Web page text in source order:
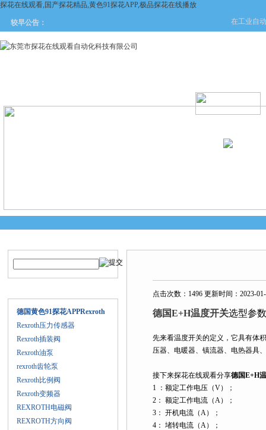
探花在线观看,国产探花精品,黄色91探花APP,极品探花在线播放
较早公告： 在工业自动
产品中心 新闻
德国黄色91探花APPRexroth
Rexroth压力传感器
Rexroth插装阀
Rexroth油泵
rexroth齿轮泵
Rexroth比例阀
Rexroth变频器
REXROTH电磁阀
REXROTH方向阀
点击次数：1496 更新时间：2023-
德国E+H温度开关选型参
先来看温度开关的定义，它具有体积
压器、电暖器、镇流器、电热器
接下来探花在线观看分享德国E+H
1 ：额定工作电压（V）；
2： 额定工作电流（A）；
3： 开机电流（A）；
4： 堵转电流（A）；